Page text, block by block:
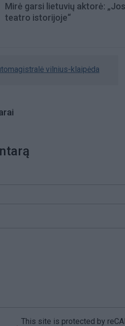
Mirė garsi lietuvių aktorė:
teatro istorijoje“
vilnius-klaipėda
This site is protected by